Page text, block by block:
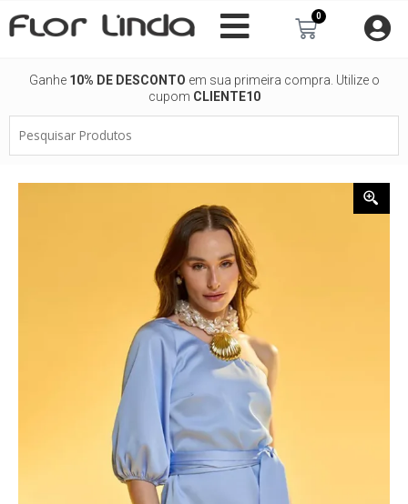
para
0
Carrinho
Ganhe 10% DE DESCONTO em sua primeira compra. Utilize o
cupom CLIENTE10
Produtos